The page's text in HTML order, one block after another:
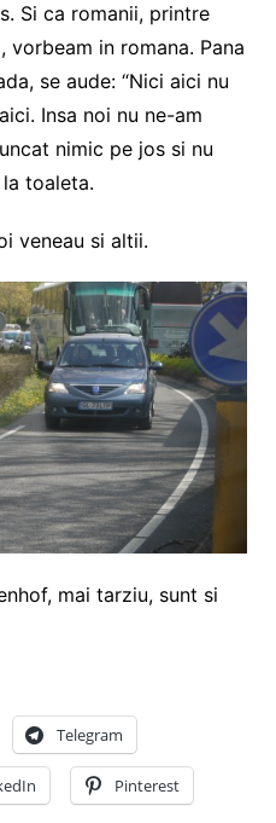
Si ca romanii, printre
vorbeam in romana. Pana
se aude: “Nici aici nu
Insa noi nu ne-am
nimic pe jos si nu
toaleta.
veneau si altii.
mai tarziu, sunt si
Telegram
Pinterest